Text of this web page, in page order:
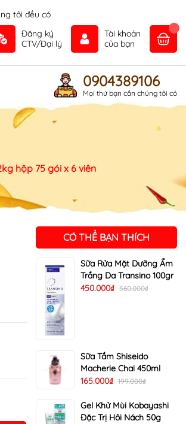
tôi đều có
Đăng ký
CTV/Đại lý
Tài khoản
của bạn
0904389106
Mọi thứ bạn cần chúng tôi có
hộp 75 gói x 6 viên
CÓ THỂ BẠN THÍCH
Sữa Rửa Mặt Dưỡng Ẩm
Trắng Da Transino 100gr
450.000₫ 560.000₫
Sữa Tắm Shiseido
Macherie Chai 450ml
165.000₫ 199.000₫
Gel Khử Mùi Kobayashi
Đặc Trị Hôi Nách 50g